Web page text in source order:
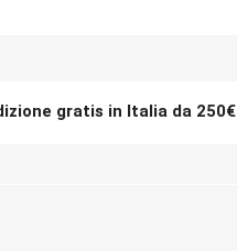
gratis in Italia da 250€